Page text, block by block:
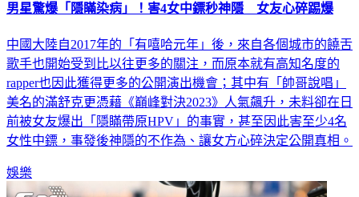
男星驚爆「隱瞞染病」！害4女中鏢秒神隱 女友心碎踢爆
中國大陸自2017年的「有嘻哈元年」後，來自各個城市的饒舌
歌手也開始受到比以往更多的關注，而原本就有高知名度的
rapper也因此獲得更多的公開演出機會；其中有「帥哥說唱」
美名的滿舒克更憑藉《巔峰對決2023》人氣飆升，未料卻在日
前被女友爆出「隱瞞帶原HPV」的事實，甚至因此害至少4名
女性中鏢，事發後神隱的不作為、讓女方心碎決定公開真相。
娛樂